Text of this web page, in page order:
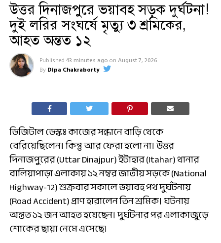
উত্তর দিনাজপুরে ভয়াবহ সড়ক দুর্ঘটনা!
দুই লরির সংঘর্ষে মৃত্যু ৩ শ্রমিকের,
আহত অন্তত ১২
Published 43 minutes ago on August 7, 2026
By Dipa Chakraborty
ডিজিটাল ডেস্কঃ কাজের সন্ধানে বাড়ি থেকে
বেরিয়েছিলেন। কিন্তু আর ফেরা হলো না। উত্তর
দিনাজপুরের (Uttar Dinajpur) ইটাহার (Itahar) থানার
বালিয়াপাড়া এলাকায় ১২ নম্বর জাতীয় সড়কে (National
Highway-12) শুক্রবার সকালে ভয়াবহ পথ দুর্ঘটনায়
(Road Accident) প্রাণ হারালেন তিন শ্রমিক। ঘটনায়
অন্তত ১২ জন আহত হয়েছেন। দুর্ঘটনার পর এলাকাজুড়ে
শোকের ছায়া নেমে এসেছে।